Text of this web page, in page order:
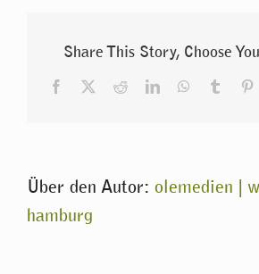
Share This Story, Choose
Facebook RedditLinkedInWhatsApp
Tumblr
Über den Autor: olemedien |
hamburg